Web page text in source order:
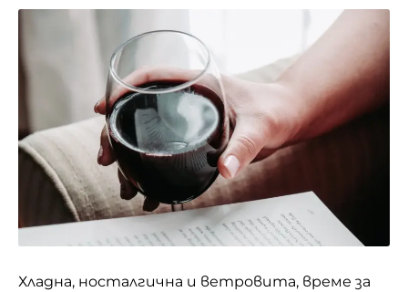
Хладна, носталгична и ветровита, време за